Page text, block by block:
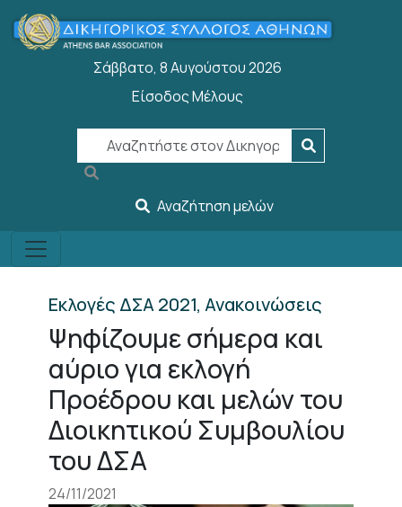
Παράκαμψη προς το κυρίως περιεχόμενο
Σάββατο, 8 Αυγούστου 2026
User account menu
Είσοδος Μέλους
Αναζήτηση μελών
Εκλογές ΔΣΑ 2021, Ανακοινώσεις
Ψηφίζουμε σήμερα και
αύριο για εκλογή
Προέδρου και μελών του
Διοικητικού Συμβουλίου
του ΔΣΑ
24/11/2021